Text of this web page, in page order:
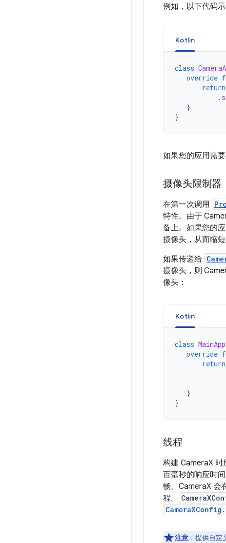
例如，以下代码
Kotlin
class
override
return
.
}
}
如果您的应用需
摄像头限制器
在第一次调用
特性。由于
备上。如果您的
摄像头，从而缩
如果传递给
摄像头，则
像头：
Kotlin
class
override
return
}
}
线程
构建 CameraX
百毫秒的响应时
畅。CameraX 会
程。
注意 ：提供自